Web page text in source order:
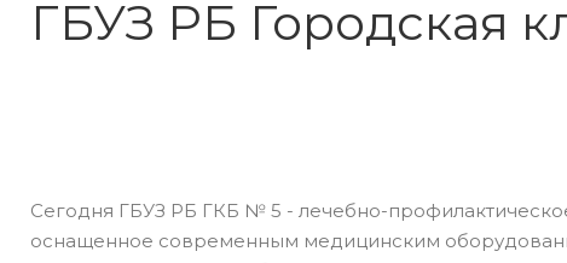
ГБУЗ РБ Городская
Сегодня ГБУЗ РБ ГКБ № 5 - лечебно-
оснащенное современным медицинским